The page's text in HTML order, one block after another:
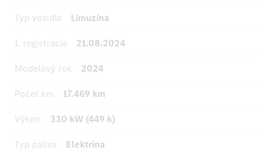
Typ vozidla
Limuzína
1. registrácia
21.08.2024
Modelový rok
2024
Počet km
17.469 km
Výkon
330 kW (449 k)
Typ paliva
Elektrina